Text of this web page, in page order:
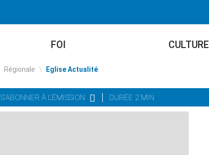
FOI CULTURE
Régionale \ Eglise Actualité
S'ABONNER À L'ÉMISSION DURÉE 2 MIN